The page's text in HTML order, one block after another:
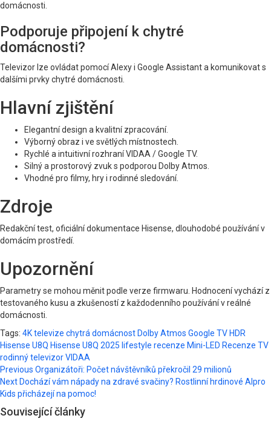
domácnosti.
Podporuje připojení k chytré
domácnosti?
Televizor lze ovládat pomocí Alexy i Google Assistant a komunikovat s
dalšími prvky chytré domácnosti.
Hlavní zjištění
Elegantní design a kvalitní zpracování.
Výborný obraz i ve světlých místnostech.
Rychlé a intuitivní rozhraní VIDAA / Google TV.
Silný a prostorový zvuk s podporou Dolby Atmos.
Vhodné pro filmy, hry i rodinné sledování.
Zdroje
Redakční test, oficiální dokumentace Hisense, dlouhodobé používání v
domácím prostředí.
Upozornění
Parametry se mohou měnit podle verze firmwaru. Hodnocení vychází z
testovaného kusu a zkušeností z každodenního používání v reálné
domácnosti.
Tags: 4K televize chytrá domácnost Dolby Atmos Google TV HDR
Hisense U8Q Hisense U8Q 2025 lifestyle recenze Mini-LED Recenze TV
rodinný televizorVIDAA
Post
navigation
Previous Organizátoři: Počet návštěvníků překročil 29 milionů
Next Dochází vám nápady na zdravé svačiny? Rostlinní hrdinové Alpro
Kids přicházejí na pomoc!
Související články